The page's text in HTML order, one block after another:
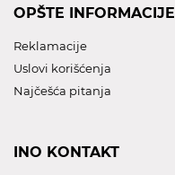
OPŠTE INFORMACIJE
Reklamacije
Uslovi korišćenja
Najčešća pitanja
INO KONTAKT